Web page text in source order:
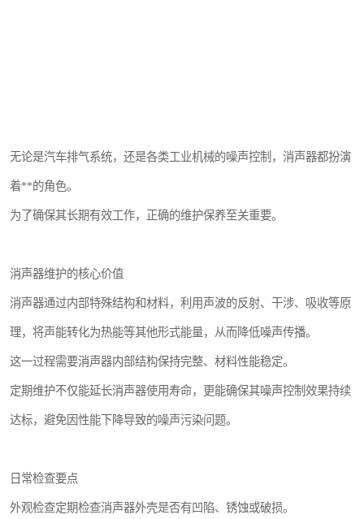
无论是汽车排气系统，还是各类工业机械的噪声控制，消声器都扮演
着**的角色。
为了确保其长期有效工作，正确的维护保养至关重要。
消声器维护的核心价值
消声器通过内部特殊结构和材料，利用声波的反射、干涉、吸收等原
理，将声能转化为热能等其他形式能量，从而降低噪声传播。
这一过程需要消声器内部结构保持完整、材料性能稳定。
定期维护不仅能延长消声器使用寿命，更能确保其噪声控制效果持续
达标，避免因性能下降导致的噪声污染问题。
日常检查要点
外观检查定期检查消声器外壳是否有凹陷、锈蚀或破损。